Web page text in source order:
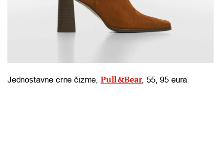
Jednostavne crne čizme, Pull&Bear, 55, 95 eura